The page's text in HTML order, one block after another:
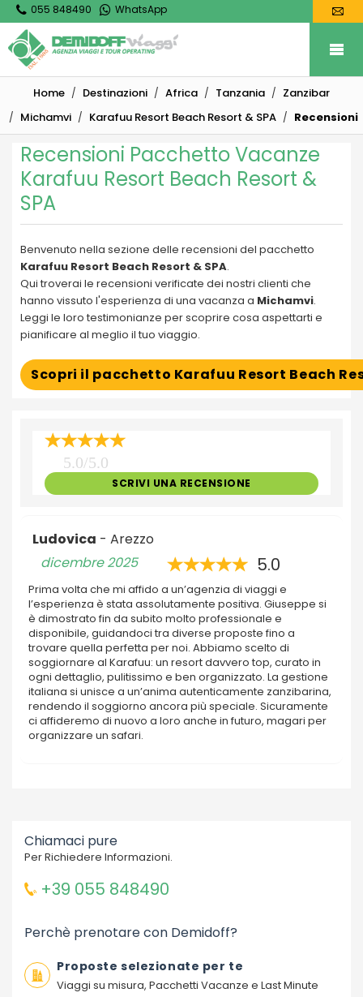
055 848490 WhatsApp
Home Destinazioni Africa Tanzania
Zanzibar
Michamvi
Karafuu Resort Beach Resort & SPA Recensioni
Recensioni Pacchetto Vacanze
Karafuu Resort Beach Resort &
SPA
Benvenuto nella sezione delle recensioni del pacchetto
Karafuu Resort Beach Resort & SPA.
Qui troverai le recensioni verificate dei nostri clienti che
hanno vissuto l'esperienza di una vacanza a Michamvi.
Leggi le loro testimonianze per scoprire cosa aspettarti e
pianificare al meglio il tuo viaggio.
Scopri il pacchetto Karafuu Resort Beach
5.0/5.0
SCRIVI UNA RECENSIONE
Ludovica - Arezzo
dicembre 2025
5.0
Prima volta che mi affido a un’agenzia di viaggi e
l’esperienza è stata assolutamente positiva. Giuseppe si
è dimostrato fin da subito molto professionale e
disponibile, guidandoci tra diverse proposte fino a
trovare quella perfetta per noi. Abbiamo scelto di
soggiornare al Karafuu: un resort davvero top, curato in
ogni dettaglio, pulitissimo e ben organizzato. La gestione
italiana si unisce a un’anima autenticamente zanzibarina,
rendendo il soggiorno ancora più speciale. Sicuramente
ci affideremo di nuovo a loro anche in futuro, magari per
organizzare un safari.
Chiamaci pure
Per Richiedere Informazioni.
+39 055 848490
Perchè prenotare con Demidoff?
Proposte selezionate per te
Viaggi su misura, Pacchetti Vacanze e Last Minute